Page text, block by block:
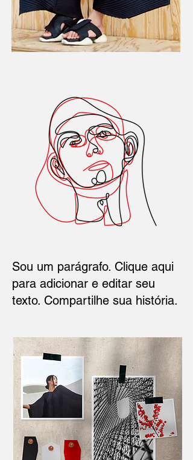
Sou um parágrafo. Clique aqui
para adicionar e editar seu
texto. Compartilhe sua história.